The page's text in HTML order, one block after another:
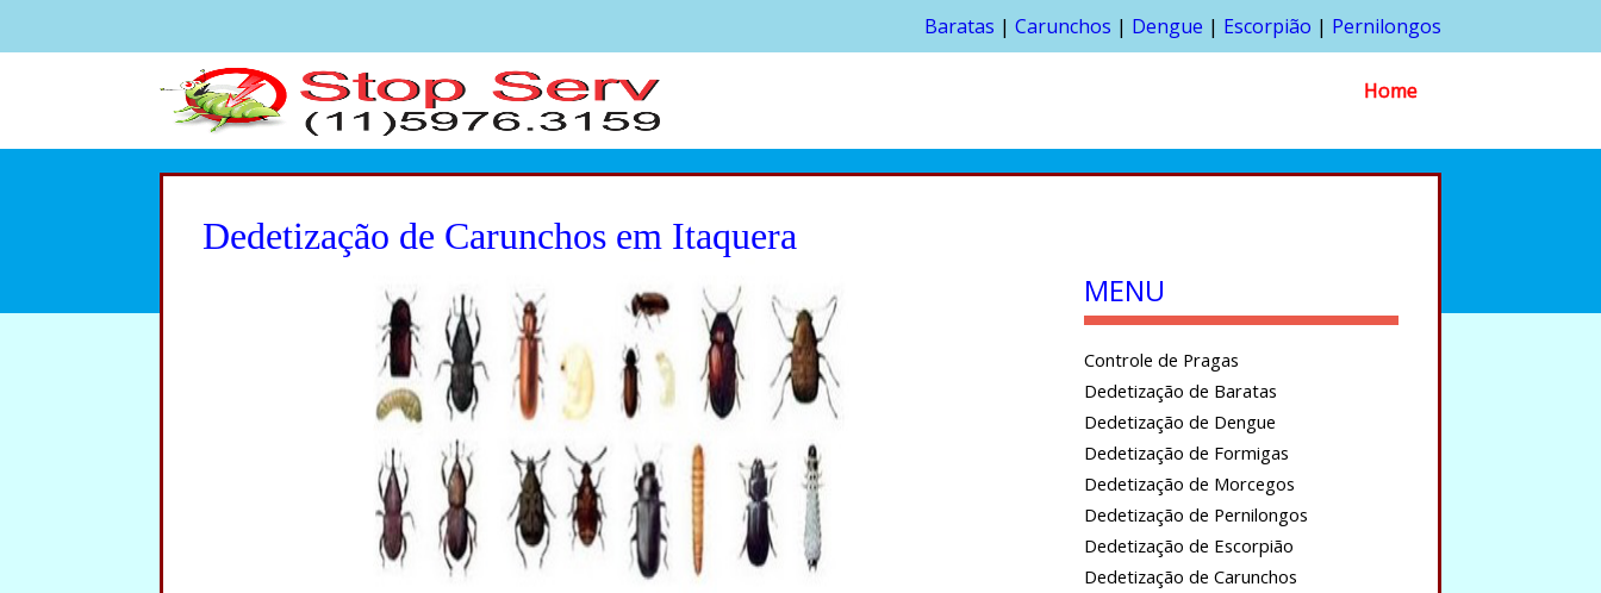
Baratas | Carunchos | Dengue | Escorpião | Pernilongos
Home
Dedetização de Carunchos em Itaquera
MENU
Controle de Pragas
Dedetização de Baratas
Dedetização de Dengue
Dedetização de Formigas
Dedetização de Morcegos
Dedetização de Pernilongos
Dedetização de Escorpião
Dedetização de Carunchos